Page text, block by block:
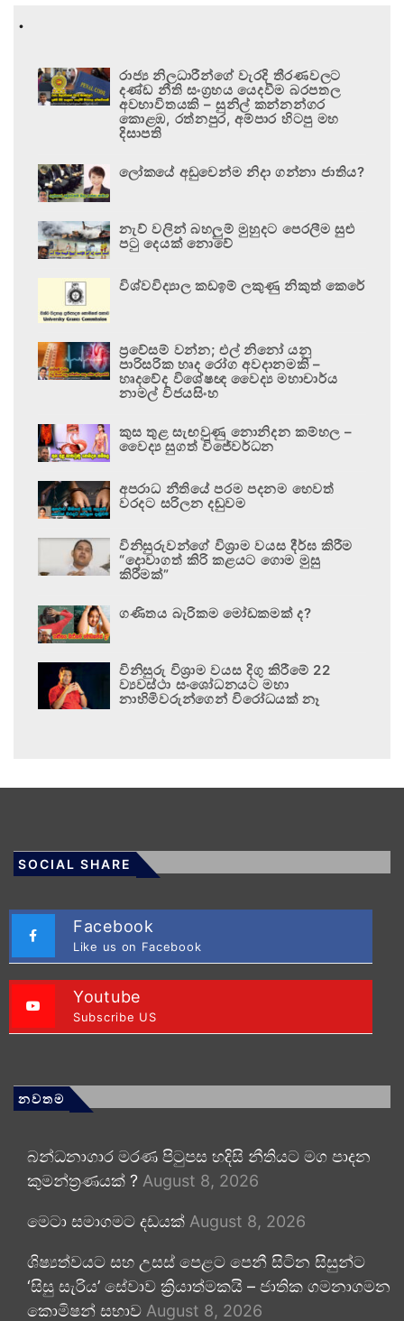
.
රාජ්‍ය නිලධාරීන්ගේ වැරදි තීරණවලට
දණ්ඩ නීති සංග්‍රහය යෙදවීම බරපතල
අවභාවිතයකි – සුනිල් කන්නන්ගර
කොළඹ, රත්නපුර, අම්පාර හිටපු මහ
දිසාපති
ලෝකයේ අඩුවෙන්ම නිදා ගන්නා ජාතිය?
නැව් වලින් බහලුම් මුහුදට පෙරලීම සුළු
පටු දෙයක් නොවේ
විශ්වවිද්‍යාල කඩඉම් ලකුණු නිකුත් කෙරේ
ප්‍රවේසම් වන්න; එල් නිනෝ යනු
පාරිසරික හෘද රෝග අවදානමකි –
හෘදවේද විශේෂඥ වෛද්‍ය මහාචාර්ය
නාමල් විජයසිංහ
කුස තුළ සැඟවුණු නොනිදන කම්හල –
වෛද්‍ය සුගත් විජේවර්ධන
අපරාධ නීතියේ පරම පදනම හෙවත්
වරදට සරිලන දඬුවම
විනිසුරුවන්ගේ විශ්‍රාම වයස දීර්ඝ කිරීම
“දොවාගත් කිරි කළයට ගොම මුසු
කිරීමක්”
ගණිතය බැරිකම මෝඩකමක් ද?
විනිසුරු විශ්‍රාම වයස දිගු කිරීමේ 22
ව්‍යවස්ථා සංශෝධනයට මහා
නාහිමිවරුන්ගෙන් විරෝධයක් නෑ
SOCIAL SHARE
Facebook
Like us on Facebook
Youtube
Subscribe US
නවතම
බන්ධනාගාර මරණ පිටුපස හදිසි නීතියට මග පාදන
කුමන්ත්‍රණයක් ? August 8, 2026
මෙටා සමාගමට දඩයක් August 8, 2026
ශිෂ්‍යත්වයට සහ උසස් පෙළට පෙනී සිටින සිසුන්ට
‘සිසු සැරිය’ සේවාව ක්‍රියාත්මකයි – ජාතික ගමනාගමන
කොමිෂන් සභාව August 8, 2026